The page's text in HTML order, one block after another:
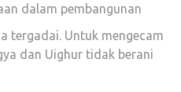
dalam pembangunan
tergadai. Untuk mengecam
dan Uighur tidak berani